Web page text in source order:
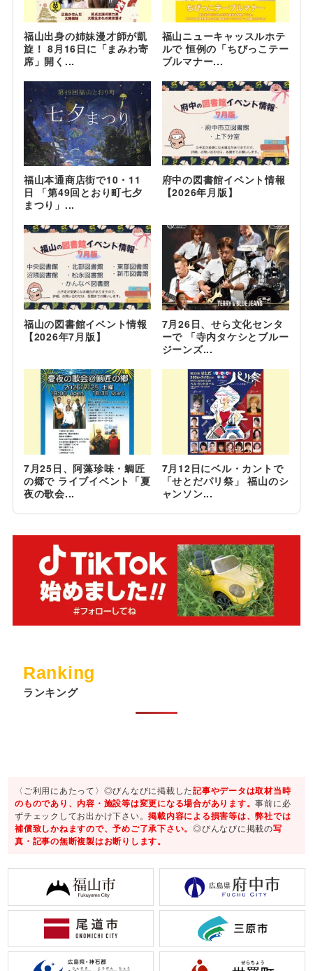
福山出身の姉妹漫才師が凱
旋！ 8月16日に「まみわ寄
席」開く...
福山ニューキャッスルホテ
ルで 恒例の「ちびっこテー
ブルマナー...
福山本通商店街で10・11
日 「第49回とおり町七夕
まつり」...
府中の図書館イベント情報
【2026年月版】
福山の図書館イベント情報
【2026年7月版】
7月26日、せら文化センタ
ーで 「寺内タケシとブルー
ジーンズ...
7月25日、阿藻珍味・鯛匠
の郷で ライブイベント「夏
夜の歌会...
7月12日にベル・カントで
「せとだパリ祭」 福山のシ
ャンソン...
Ranking
ランキング
〈ご利用にあたって〉◎びんなびに掲載した記事やデータは取材当時
のものであり、内容・施設等は変更になる場合があります。事前に必
ずチェックしてお出かけ下さい。掲載内容による損害等は、弊社では
補償致しかねますので、予めご了承下さい。◎びんなびに掲載の写
真・記事の無断複製はお断りします。